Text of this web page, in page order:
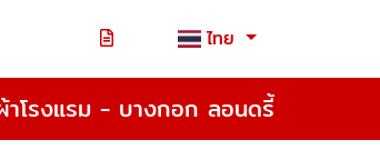
ไทย
าโรงแรม - บางกอก ลอนดรี้